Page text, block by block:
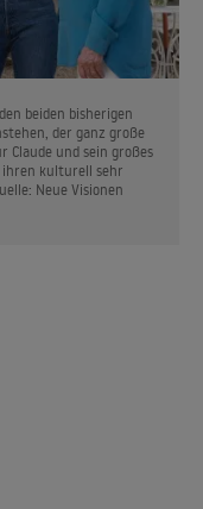
beiden bisherigen
der ganz große
Claude und sein großes
ihren kulturell sehr
Neue Visionen